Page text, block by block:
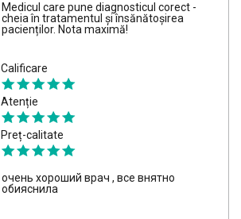
Medicul care pune diagnosticul corect -
cheia în tratamentul și însănătoșirea
pacienților. Nota maximă!
Calificare
Atenție
Preț-calitate
очень хороший врач , все внятно
обияснила